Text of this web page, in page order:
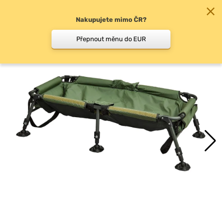
Podložky, vaničky pod…
Nakupujete mimo ČR?
Přepnout měnu do EUR